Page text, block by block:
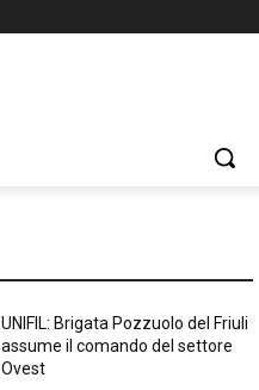
UNIFIL: Brigata Pozzuolo del Friuli
assume il comando del settore
Ovest